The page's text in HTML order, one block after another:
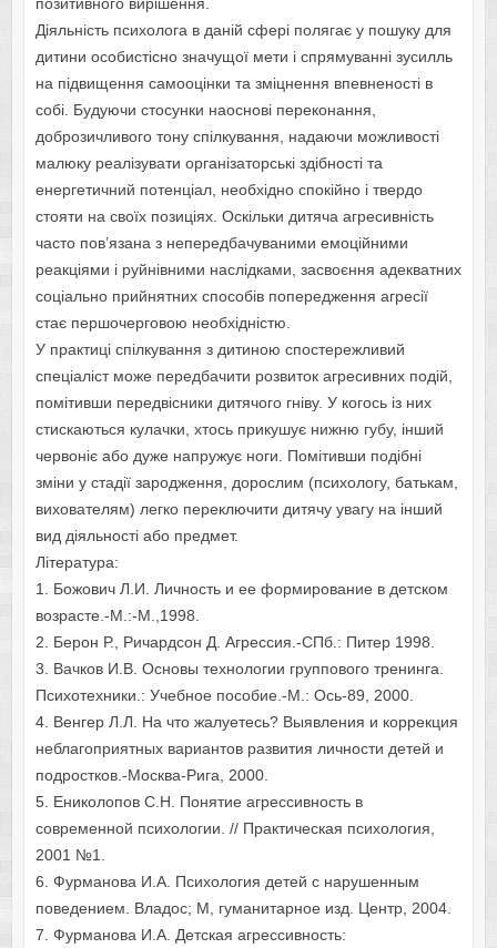
позитивного вирішення.
Діяльність психолога в даній сфері полягає у пошуку для
дитини особистісно значущої мети і спрямуванні зусилль
на підвищення самооцінки та зміцнення впевненості в
собі. Будуючи стосунки наоснові переконання,
доброзичливого тону спілкування, надаючи можливості
малюку реалізувати організаторські здібності та
енергетичний потенціал, необхідно спокійно і твердо
стояти на своїх позиціях. Оскільки дитяча агресивність
часто пов’язана з непередбачуваними емоційними
реакціями і руйнівними наслідками, засвоєння адекватних
соціально прийнятних способів попередження агресії
стає першочерговою необхідністю.
У практиці спілкування з дитиною спостережливий
спеціаліст може передбачити розвиток агресивних подій,
помітивши передвісники дитячого гніву. У когось із них
стискаються кулачки, хтось прикушує нижню губу, інший
червоніє або дуже напружує ноги. Помітивши подібні
зміни у стадії зародження, дорослим (психологу, батькам,
вихователям) легко переключити дитячу увагу на інший
вид діяльності або предмет.
Література:
1. Божович Л.И. Личность и ее формирование в детском
возрасте.-М.:-М.,1998.
2. Берон Р., Ричардсон Д. Агрессия.-СПб.: Питер 1998.
3. Вачков И.В. Основы технологии группового тренинга.
Психотехники.: Учебное пособие.-М.: Ось-89, 2000.
4. Венгер Л.Л. На что жалуетесь? Выявления и коррекция
неблагоприятных вариантов развития личности детей и
подростков.-Москва-Рига, 2000.
5. Ениколопов С.Н. Понятие агрессивность в
современной психологии. // Практическая психология,
2001 №1.
6. Фурманова И.А. Психология детей с нарушенным
поведением. Владос; М, гуманитарное изд. Центр, 2004.
7. Фурманова И.А. Детская агрессивность: